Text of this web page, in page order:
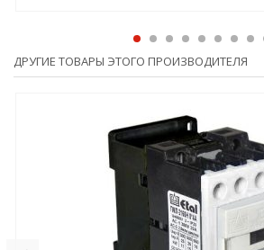
ДРУГИЕ ТОВАРЫ ЭТОГО ПРОИЗВОДИТЕЛЯ